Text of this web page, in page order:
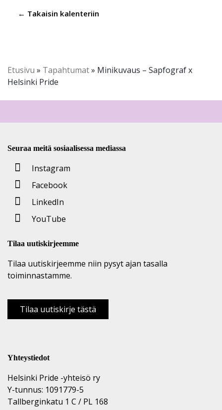
← Takaisin kalenteriin
Etusivu » Tapahtumat» Minikuvaus – Sapfograf x
Helsinki Pride
Seuraa meitä sosiaalisessa mediassa
Instagram
Facebook
LinkedIn
YouTube
Tilaa uutiskirjeemme
Tilaa uutiskirjeemme niin pysyt ajan tasalla
toiminnastamme.
Tilaa uutiskirje tästä
Yhteystiedot
Helsinki Pride -yhteisö ry
Y-tunnus: 1091779-5
Tallberginkatu 1 C / PL 168